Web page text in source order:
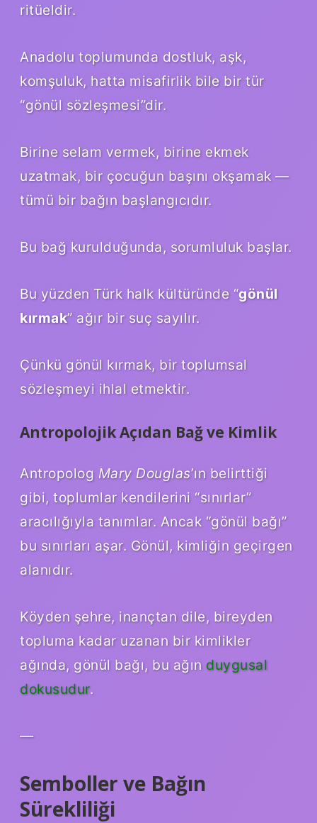
ritüeldir.
Anadolu toplumunda dostluk, aşk,
komşuluk, hatta misafirlik bile bir tür
“gönül sözleşmesi”dir.
Birine selam vermek, birine ekmek
uzatmak, bir çocuğun başını okşamak —
tümü bir bağın başlangıcıdır.
Bu bağ kurulduğunda, sorumluluk başlar.
Bu yüzden Türk halk kültüründe “gönül
kırmak” ağır bir suç sayılır.
Çünkü gönül kırmak, bir toplumsal
sözleşmeyi ihlal etmektir.
Antropolojik Açıdan Bağ ve Kimlik
Antropolog Mary Douglas’ın belirttiği
gibi, toplumlar kendilerini “sınırlar”
aracılığıyla tanımlar. Ancak “gönül bağı”
bu sınırları aşar. Gönül, kimliğin geçirgen
alanıdır.
Köyden şehre, inançtan dile, bireyden
topluma kadar uzanan bir kimlikler
ağında, gönül bağı, bu ağın duygusal
dokusudur.
—
Semboller ve Bağın
Sürekliliği